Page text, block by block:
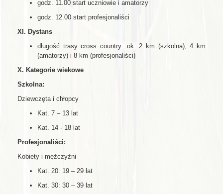
godz. 11.00 start uczniowie i amatorzy
godz. 12.00 start profesjonaliści
XI. Dystans
długość trasy cross country: ok. 2 km (szkolna), 4 km
(amatorzy) i 8 km (profesjonaliści)
X. Kategorie wiekowe
Szkolna:
Dziewczęta i chłopcy
Kat. 7 – 13 lat
Kat. 14 - 18 lat
Profesjonaliści:
Kobiety i mężczyźni
Kat. 20: 19 – 29 lat
Kat. 30: 30 – 39 lat